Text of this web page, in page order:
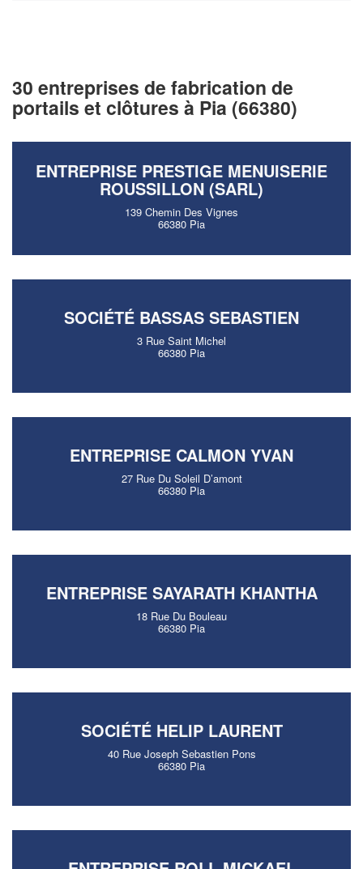
30 entreprises de fabrication de
portails et clôtures à Pia (66380)
ENTREPRISE PRESTIGE MENUISERIE
ROUSSILLON (SARL)
139 Chemin Des Vignes
66380 Pia
SOCIÉTÉ BASSAS SEBASTIEN
3 Rue Saint Michel
66380 Pia
ENTREPRISE CALMON YVAN
27 Rue Du Soleil D’amont
66380 Pia
ENTREPRISE SAYARATH KHANTHA
18 Rue Du Bouleau
66380 Pia
SOCIÉTÉ HELIP LAURENT
40 Rue Joseph Sebastien Pons
66380 Pia